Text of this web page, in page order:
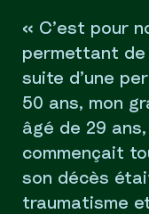
« C’est pour
permettant de
suite d’une
50 ans, mon
âgé de 29
commençait
son décès
traumatisme